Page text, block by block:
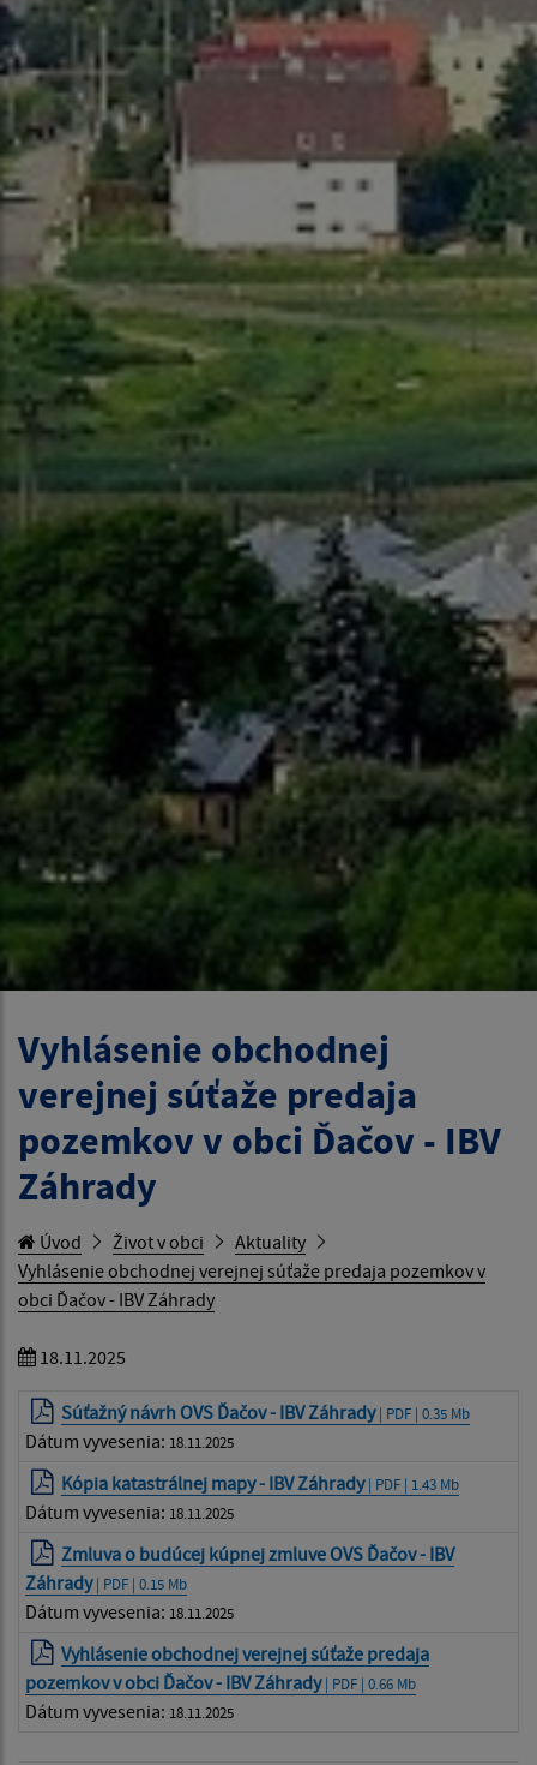
Vyhlásenie obchodnej
verejnej súťaže predaja
pozemkov v obci Ďačov - IBV
Záhrady
Úvod Život v obci
Aktuality
Vyhlásenie obchodnej verejnej súťaže predaja pozemkov v
obci Ďačov - IBV Záhrady
18.11.2025
Súťažný návrh OVS Ďačov - IBV Záhrady| PDF | 0.35 Mb
Dátum vyvesenia: 18.11.2025
Kópia katastrálnej mapy - IBV Záhrady| PDF | 1.43 Mb
Dátum vyvesenia: 18.11.2025
Zmluva o budúcej kúpnej zmluve OVS Ďačov - IBV
Záhrady| PDF | 0.15 Mb
Dátum vyvesenia: 18.11.2025
Vyhlásenie obchodnej verejnej súťaže predaja
pozemkov v obci Ďačov - IBV Záhrady| PDF | 0.66 Mb
Dátum vyvesenia: 18.11.2025